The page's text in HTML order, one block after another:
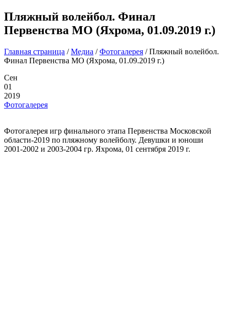
Пляжный волейбол. Финал
Первенства МО (Яхрома, 01.09.2019 г.)
Главная страница /Медиа /Фотогалерея /Пляжный волейбол.
Финал Первенства МО (Яхрома, 01.09.2019 г.)
Сен
01
2019
Фотогалерея
Фотогалерея игр финального этапа Первенства Московской
области-2019 по пляжному волейболу. Девушки и юноши
2001-2002 и 2003-2004 гр. Яхрома, 01 сентября 2019 г.